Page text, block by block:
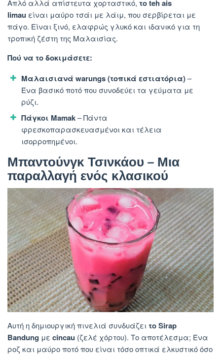
Απλό αλλά απίστευτα χορταστικό, το teh ais
limau είναι μαύρο τσάι με λάιμ, που σερβίρεται με
πάγο. Είναι ξινό, ελαφρώς γλυκό και ιδανικό για τη
τροπική ζέστη της Μαλαισίας.
Πού να το δοκιμάσετε:
Μαλαισιανά warungs (τοπικά εστιατόρια)–
Ένα βασικό ποτό που συνοδεύει τα γεύματα με
ρύζι.
Πάγκοι Mamak– Πάντα
φρεσκοπαρασκευασμένοι και τέλεια
ισορροπημένοι.
Μπαντούνγκ Τσινκάου – Μια
παραλλαγή ενός κλασικού
Αυτή η δημιουργική πινελιά συνδυάζει το Sirap
Bandung με cincau (ζελέ χόρτου). Το αποτέλεσμα; Ένα
ροζ και μαύρο ποτό που είναι τόσο οπτικά ελκυστικό όσο